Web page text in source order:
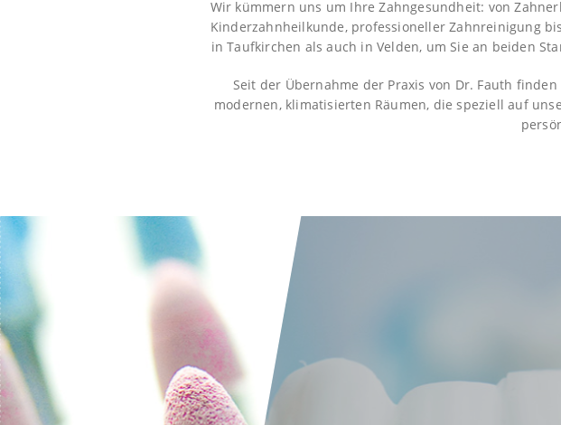
Wir kümmern uns um Ihre Zahngesundheit: von
Kinderzahnheilkunde, professioneller Zahnreinigung
in Taufkirchen als auch in Velden, um Sie an beiden
Seit der Übernahme der Praxis von Dr. Fauth
modernen, klimatisierten Räumen, die speziell auf